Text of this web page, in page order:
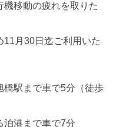
移動の疲れを取りた
月30日迄ご利用いた
橋駅まで車で5分（徒歩
泊港まで車で7分